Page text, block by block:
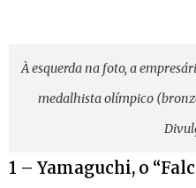
À esquerda na foto, a
medalhista olímpico
1 – Yamaguchi, o